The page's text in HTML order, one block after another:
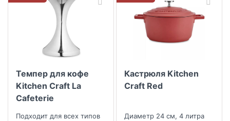
Скидка
Темпер для кофе
Kitchen Craft La
Cafeterie
Подходит для всех типов
Кастрюля Kitchen
Craft Red
Диаметр 24 см, 4 литра